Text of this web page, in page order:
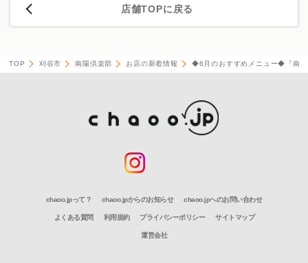
店舗TOPに戻る
TOP 刈谷市 南陽倶楽部 お店の新着情報 ◆6月のおすすめメニュー◆『南
chaoo.jpって？ chaoo.jpからのお知らせ chaoo.jpへのお問い合わせ
よくある質問 利用規約 プライバシーポリシー サイトマップ
運営会社